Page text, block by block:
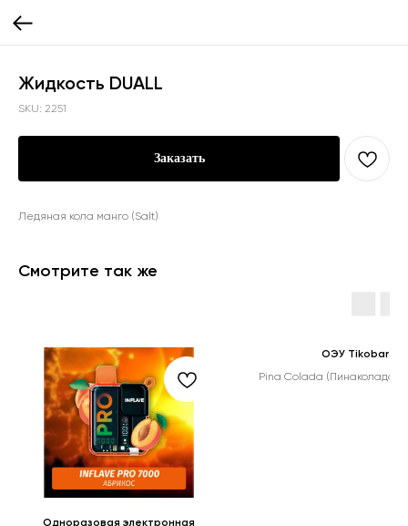
Жидкость DUALL
SKU: 2251
Заказать
Ледяная кола манго (Salt)
Смотрите так же
Одноразовая электронная
ОЭУ Tikobar
Pina Colada (Пинаколада)